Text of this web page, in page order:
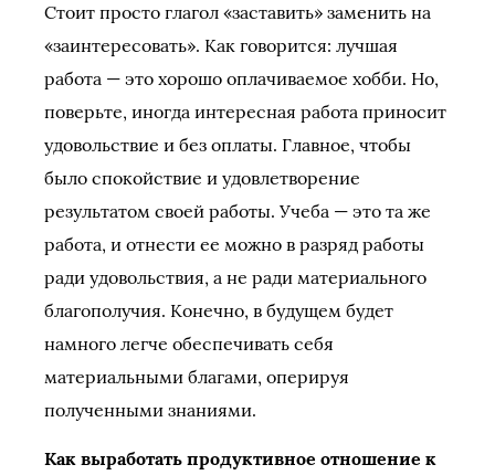
Стоит просто глагол «заставить» заменить на
«заинтересовать». Как говорится: лучшая
работа — это хорошо оплачиваемое хобби. Но,
поверьте, иногда интересная работа приносит
удовольствие и без оплаты. Главное, чтобы
было спокойствие и удовлетворение
результатом своей работы. Учеба — это та же
работа, и отнести ее можно в разряд работы
ради удовольствия, а не ради материального
благополучия. Конечно, в будущем будет
намного легче обеспечивать себя
материальными благами, оперируя
полученными знаниями.
Как выработать продуктивное отношение к